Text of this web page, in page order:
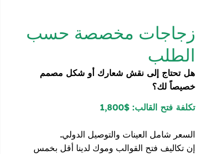
مخصصة حسب
نقش شعارك أو شكل مصمم
$1,800
والتوصيل الدولي.
القوالب وموك لدينا أقل بخمس